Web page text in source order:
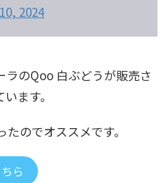
2024
のQoo 白ぶどうが販売さ
ます。
のでオススメです。
ら